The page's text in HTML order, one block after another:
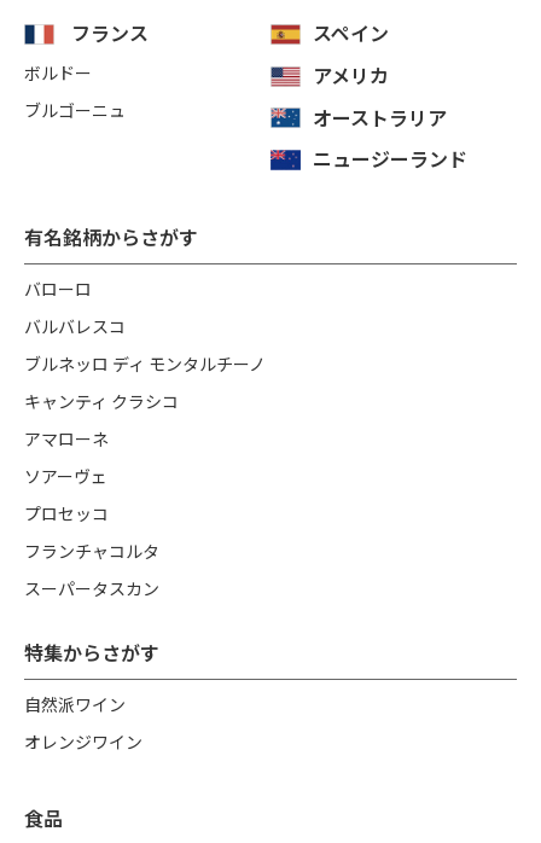
フランス
ボルドー
ブルゴーニュ
スペイン
アメリカ
オーストラリア
ニュージーランド
有名銘柄からさがす
バローロ
バルバレスコ
ブルネッロ ディ モンタルチーノ
キャンティ クラシコ
アマローネ
ソアーヴェ
プロセッコ
フランチャコルタ
スーパータスカン
特集からさがす
自然派ワイン
オレンジワイン
食品